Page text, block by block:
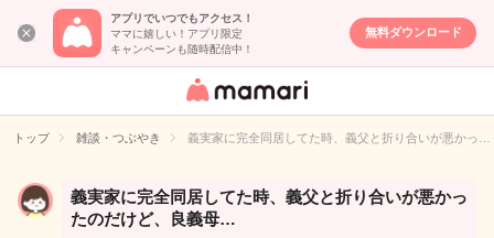
アプリでいつでもアクセス！
ママに嬉しい！アプリ限定
キャンペーンも随時配信中！
無料ダウンロード
女性専用匿名QA
イト
トップ 雑談・つぶやき 義実家に完全同居してた時、義父と折り合いが悪かっ…
義実家に完全同居してた時、義父と折り合いが悪かっ
たのだけど、良義母…